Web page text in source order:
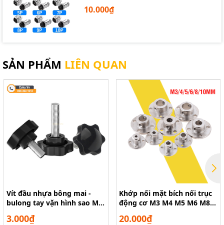
10.000₫
SẢN PHẨM LIÊN QUAN
Vít đầu nhựa bông mai -
bulong tay vặn hình sao M4
3.000₫
Khớp nối mặt bích nối trục
động cơ M3 M4 M5 M6 M8
20.000₫